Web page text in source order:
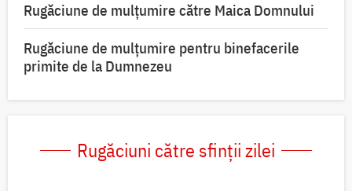
Rugăciune de mulţumire către Maica Domnului
Rugăciune de mulțumire pentru binefacerile
primite de la Dumnezeu
Rugăciuni către sfinții zilei